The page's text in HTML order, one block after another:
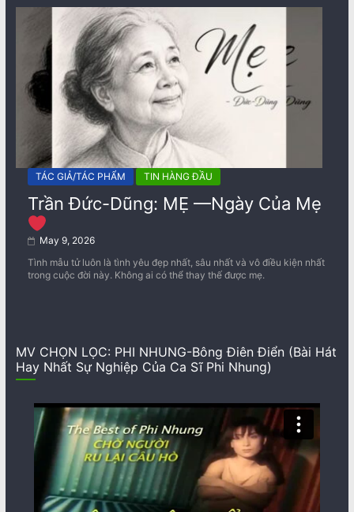
TÁC GIẢ/TÁC PHẨM TIN HÀNG ĐẦU
Trần Đức-Dũng: MẸ —Ngày Của Mẹ
May 9, 2026
Tình mẫu tử luôn là tình yêu đẹp nhất, sâu nhất và vô điều kiện nhất
trong cuộc đời này. Không ai có thể thay thế được mẹ.
MV CHỌN LỌC: PHI NHUNG-Bông Điên Điển (Bài Hát
Hay Nhất Sự Nghiệp Của Ca Sĩ Phi Nhung)